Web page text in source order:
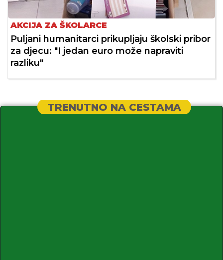
AKCIJA ZA ŠKOLARCE
Puljani humanitarci prikupljaju školski pribor
za djecu: "I jedan euro može napraviti
razliku"
TRENUTNO NA CESTAMA